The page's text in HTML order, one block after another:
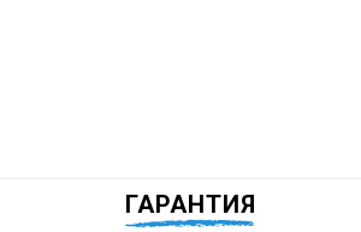
ГАРАНТИЯ